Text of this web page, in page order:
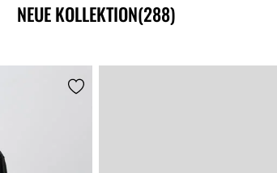
NEUE KOLLEKTION(288)